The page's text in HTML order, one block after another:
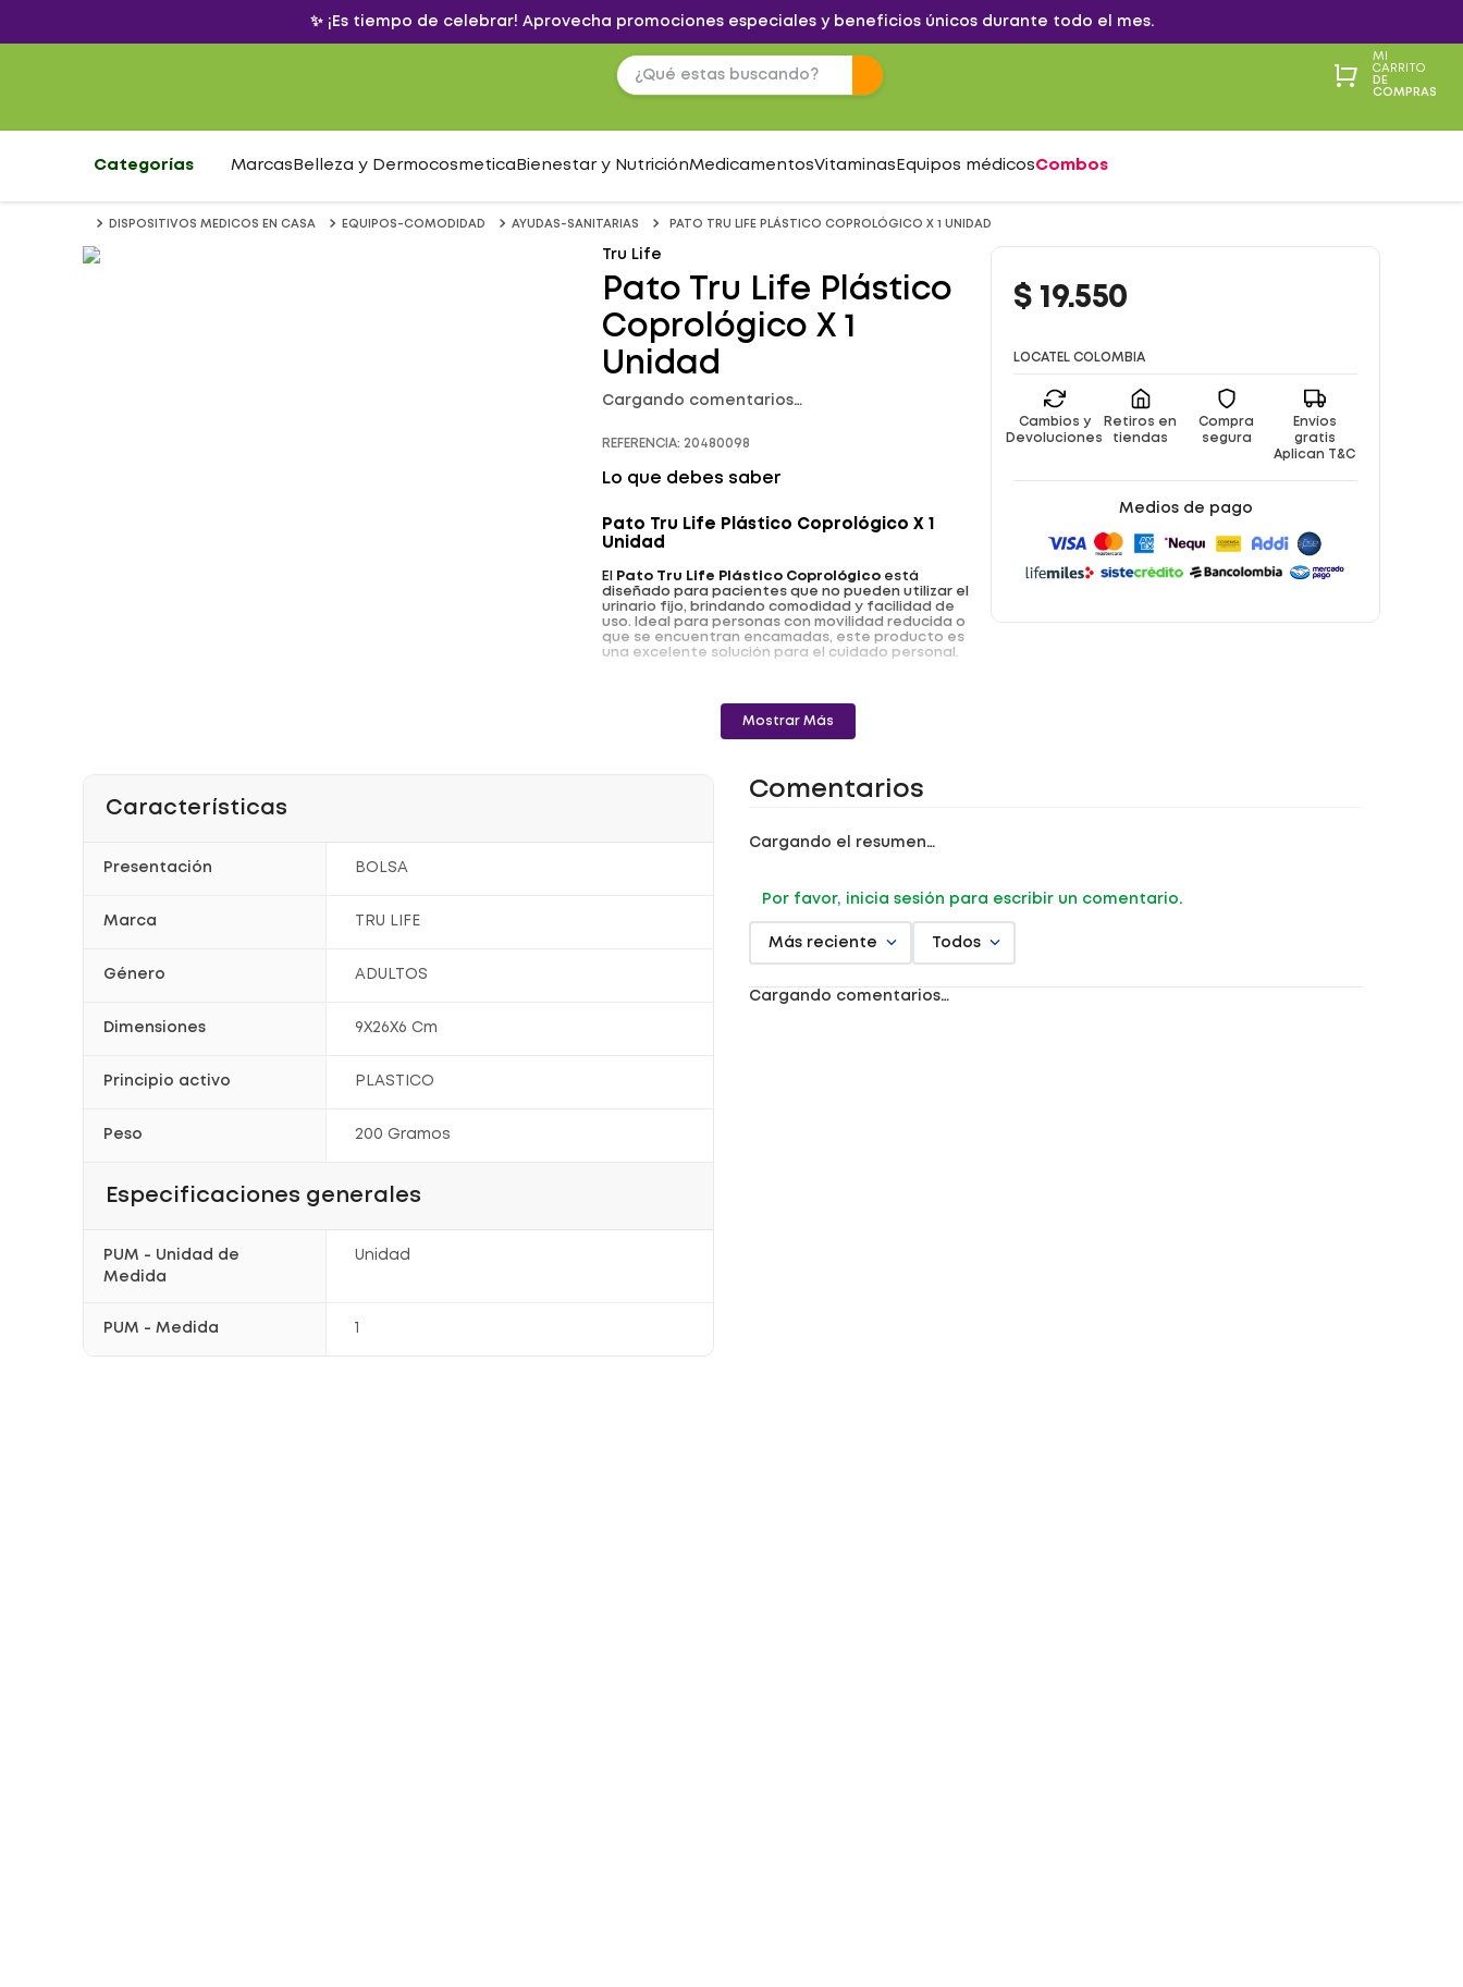
✨ ¡Es tiempo de celebrar! Aprovecha promociones especiales y beneficios únicos durante todo el mes.
MI
CARRITO
DE
COMPRAS
Categorías Marcas Belleza y Dermocosmetica Bienestar y NutriciónMedicamentosVitaminas Equipos médicosCombos
DISPOSITIVOS MEDICOS EN CASA EQUIPOS-COMODIDAD AYUDAS-SANITARIAS PATO TRU LIFE PLÁSTICO COPROLÓGICO X 1 UNIDAD
Tru Life
Pato Tru Life Plástico
Coprológico X 1
Unidad
Cargando comentarios…
REFERENCIA: 20480098
Lo que debes saber
Pato Tru Life Plástico Coprológico X 1
Unidad
El Pato Tru Life Plástico Coprológicoestá
diseñado para pacientes que no pueden utilizar el
urinario fijo, brindando comodidad y facilidad de
uso. Ideal para personas con movilidad reducida o
que se encuentran encamadas, este producto es
una excelente solución para el cuidado personal.
- Diseño ergonómico:Especialmente pensado
para facilitar su uso en pacientes con movilidad
Fabricado en plástico resistente
para garantizar un uso práctico y duradero.
encamados o con dificultades para desplazarse.
Pato Tru Life Plástico Coprológico
para el cuidado diario de pacientes con
dificultades de movilidad, asegurando higiene y
Mostrar Más
$ 19.550
LOCATEL COLOMBIA
Cambios y
Devoluciones
Retiros en
tiendas
Compra
segura
Envíos
gratis
Aplican T&C
Medios de pago
Características
Presentación BOLSA
Marca TRU LIFE
Género ADULTOS
Dimensiones 9X26X6 Cm
Principio activo PLASTICO
Peso 200 Gramos
Especificaciones generales
PUM - Unidad de
Medida
Unidad
PUM - Medida 1
Comentarios
Cargando el resumen…
Por favor, inicia sesión para escribir un comentario.
Más reciente Todos
Cargando comentarios…